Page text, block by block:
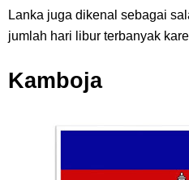
Lanka juga dikenal sebagai
jumlah hari libur terbanyak
Kamboja